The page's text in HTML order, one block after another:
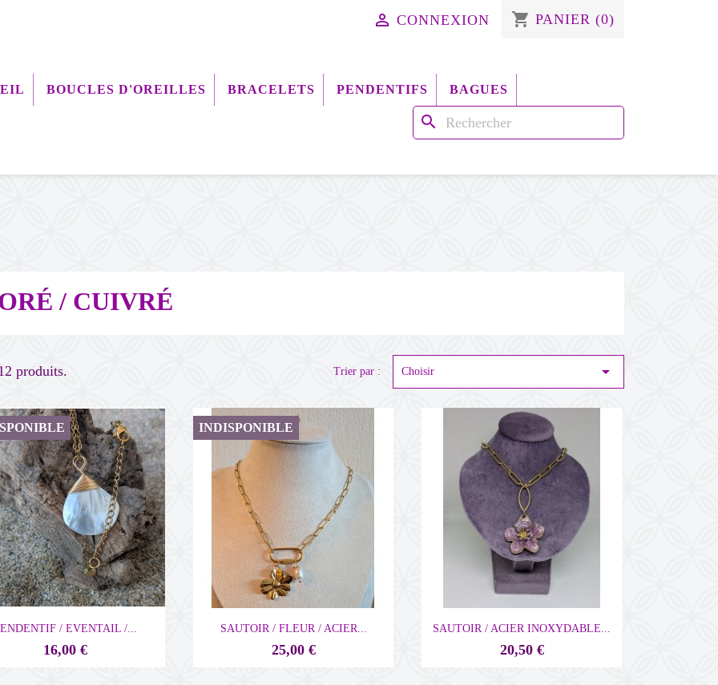
 CONNEXION shopping_cart PANIER (0)
BOUCLES D'OREILLES BRACELETS PENDENTIFS BAGUES
search
/ CUIVRÉ
produits. Trier par : Choisir 
Aperçu rapide
/ EVENTAIL /...
16,00 €
Aperçu rapide
SAUTOIR / FLEUR / ACIER...
25,00 €
INDISPONIBLE
Aperçu rapide
SAUTOIR / ACIER INOXYDABLE...
20,50 €